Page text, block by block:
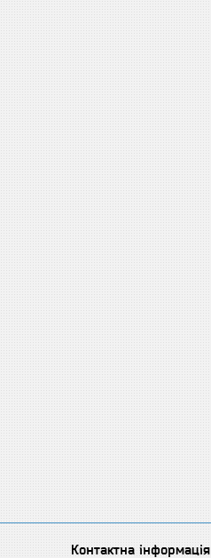
Контактна інформація